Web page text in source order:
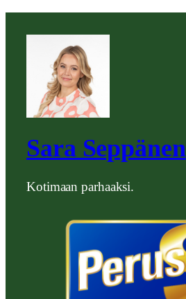
Sara Seppänen
Kotimaan parhaaksi.